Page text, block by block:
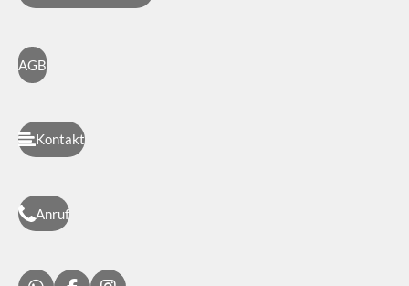
AGB
Kontakt
Anruf